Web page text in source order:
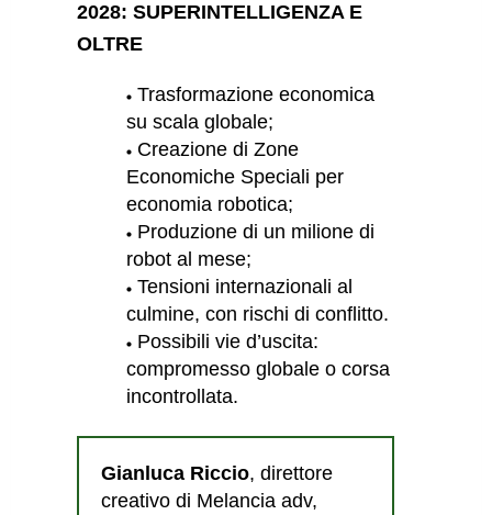
2028: SUPERINTELLIGENZA E
OLTRE
Trasformazione economica
su scala globale;
Creazione di Zone
Economiche Speciali per
economia robotica;
Produzione di un milione di
robot al mese;
Tensioni internazionali al
culmine, con rischi di conflitto.
Possibili vie d’uscita:
compromesso globale o corsa
incontrollata.
Gianluca Riccio, direttore
creativo di Melancia adv,